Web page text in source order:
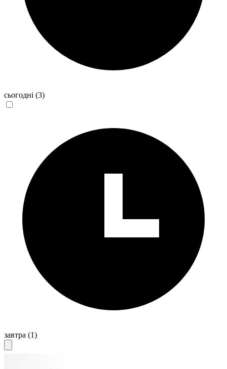
сьогодні (3)
завтра (1)